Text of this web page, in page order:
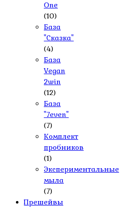
One
(10)
База
"Сказка"
(4)
База
Vegan
2win
(12)
База
"7even"
(7)
Комплект
пробников
(1)
Экспериментальные
мыла
(7)
Прешейвы